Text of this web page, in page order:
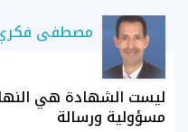
مصطفى
ليست الشهادة هي
مسؤولية ورسالة